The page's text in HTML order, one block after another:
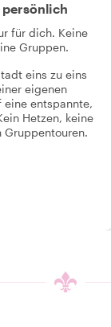
für dich. Keine
Gruppen.
eins zu eins
eigenen
eine entspannte,
Hetzen, keine